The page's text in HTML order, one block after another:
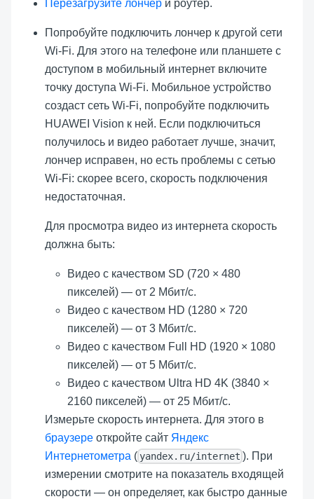
Перезагрузите лончер и роутер.
Попробуйте подключить лончер к другой сети
Wi-Fi. Для этого на телефоне или планшете с
доступом в мобильный интернет включите
точку доступа Wi-Fi. Мобильное устройство
создаст сеть Wi-Fi, попробуйте подключить
HUAWEI Vision к ней. Если подключиться
получилось и видео работает лучше, значит,
лончер исправен, но есть проблемы с сетью
Wi-Fi: скорее всего, скорость подключения
недостаточная.
Для просмотра видео из интернета скорость
должна быть:
Видео с качеством SD (720 × 480
пикселей) — от 2 Мбит/с.
Видео с качеством HD (1280 × 720
пикселей) — от 3 Мбит/с.
Видео с качеством Full HD (1920 × 1080
пикселей) — от 5 Мбит/с.
Видео с качеством Ultra HD 4K (3840 ×
2160 пикселей) — от 25 Мбит/с.
Измерьте скорость интернета. Для этого в
браузере откройте сайт Яндекс
Интернетометра ( yandex.ru/internet ). При
измерении смотрите на показатель входящей
скорости — он определяет, как быстро данные